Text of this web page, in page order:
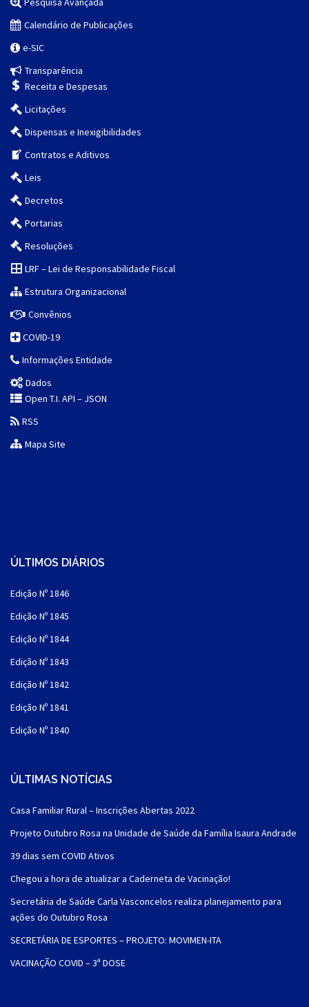
Calendário de Publicações
e-SIC
Transparência
Receita e Despesas
Licitações
Dispensas e Inexigibilidades
Contratos e Aditivos
Leis
Decretos
Portarias
Resoluções
LRF – Lei de Responsabilidade Fiscal
Estrutura Organizacional
Convênios
COVID-19
Informações Entidade
Dados
Open T.I. API – JSON
RSS
Mapa Site
ÚLTIMOS DIÁRIOS
Edição Nº 1846
Edição Nº 1845
Edição Nº 1844
Edição Nº 1843
Edição Nº 1842
Edição Nº 1841
Edição Nº 1840
ÚLTIMAS NOTÍCIAS
Casa Familiar Rural – Inscrições Abertas 2022
Projeto Outubro Rosa na Unidade de Saúde da Família Isaura Andrade
39 dias sem COVID Ativos
Chegou a hora de atualizar a Caderneta de Vacinação!
Secretária de Saúde Carla Vasconcelos realiza planejamento para
ações do Outubro Rosa
SECRETÁRIA DE ESPORTES – PROJETO: MOVIMEN-ITA
VACINAÇÃO COVID – 3ª DOSE